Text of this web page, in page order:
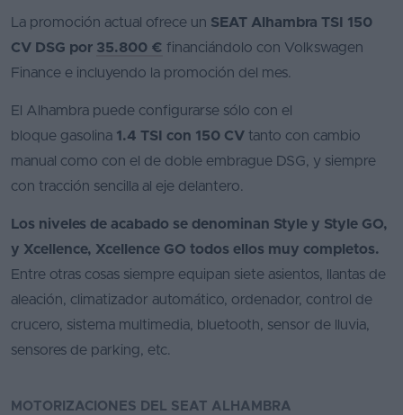
La promoción actual ofrece un SEAT Alhambra TSI 150
CV DSG por 35.800 € financiándolo con Volkswagen
Finance e incluyendo la promoción del mes.
El Alhambra puede configurarse sólo con el
bloque gasolina 1.4 TSI con 150 CV tanto con cambio
manual como con el de doble embrague DSG, y siempre
con tracción sencilla al eje delantero.
Los niveles de acabado se denominan Style y Style GO,
y Xcellence, Xcellence GO todos ellos muy completos.
Entre otras cosas siempre equipan siete asientos, llantas de
aleación, climatizador automático, ordenador, control de
crucero, sistema multimedia, bluetooth, sensor de lluvia,
sensores de parking, etc.
MOTORIZACIONES DEL SEAT ALHAMBRA